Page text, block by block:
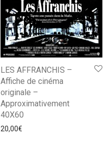
LES AFFRANCHIS –
Affiche de cinéma
originale –
Approximativement
40X60
20,00€